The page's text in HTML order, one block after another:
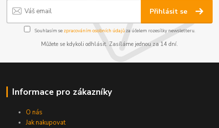
Přihlásit se
Souhlasím se zpracováním osobních údajůza účelem rozesílky newsletteru.
Můžete se kdykoli odhlásit. Zasíláme jednou za 14 dní.
Informace pro zákazníky
O nás
Jak nakupovat